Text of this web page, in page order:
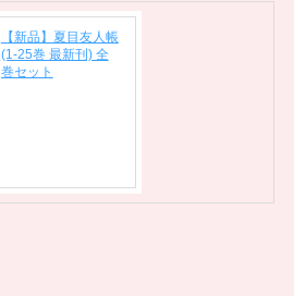
【新品】夏目友人帳
(1-25巻 最新刊) 全
巻セット